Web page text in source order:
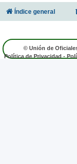
Índice general
© Unión de
Política de Privacidad -